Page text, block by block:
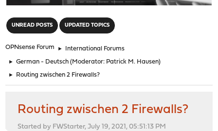
UNREAD POSTS UPDATED TOPICS
OPNsense Forum ► International Forums
► German - Deutsch (Moderator: Patrick M. Hausen)
► Routing zwischen 2 Firewalls?
Routing zwischen 2 Firewalls?
Started by FWStarter, July 19, 2021, 05:51:13 PM